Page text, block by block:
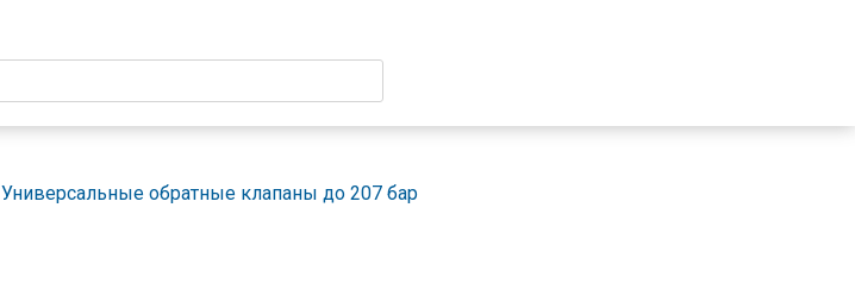
Универсальные обратные клапаны до 207 бар